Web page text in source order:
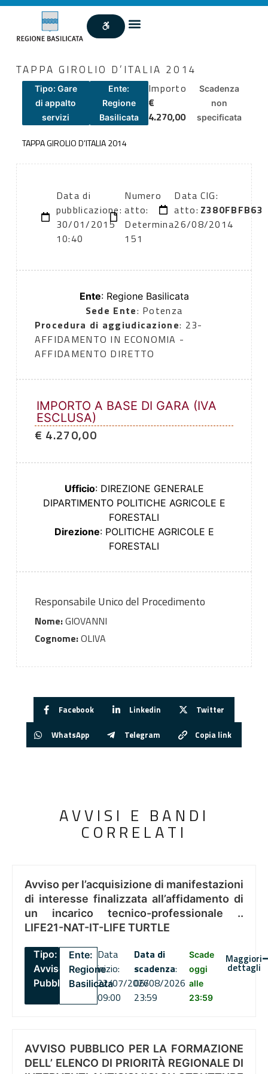
TAPPA GIROLIO D’ITALIA 2014
Tipo: Gare
di appalto
servizi
Ente:
Regione
Basilicata
Importo
€
4.270,00
Scadenza
non
specificata
TAPPA GIROLIO D’ITALIA 2014
Data di
pubblicazione:
30/01/2015
10:40
Numero
atto:
Determina
151
Data
atto:
26/08/2014
CIG:
Z380FBFB63
Ente: Regione Basilicata
Sede Ente: Potenza
Procedura di aggiudicazione: 23-
AFFIDAMENTO IN ECONOMIA -
AFFIDAMENTO DIRETTO
IMPORTO A BASE DI GARA (IVA
ESCLUSA)
€ 4.270,00
Ufficio: DIREZIONE GENERALE
DIPARTIMENTO POLITICHE AGRICOLE E
FORESTALI
Direzione: POLITICHE AGRICOLE E
FORESTALI
Responsabile Unico del Procedimento
Nome:GIOVANNI
Cognome:OLIVA
Facebook Linkedin Twitter
WhatsApp Telegram Copia link
AVVISI E BANDI
CORRELATI
Avviso per l’acquisizione di manifestazioni
di interesse finalizzata all’affidamento di
un incarico tecnico-professionale ..
LIFE21-NAT-IT-LIFE TURTLE
Tipo:
Avviso
Pubblico
Ente:
Regione
Basilicata
Data
inizio:
22/07/2026
09:00
Data di
scadenza:
06/08/2026
23:59
Scade
oggi
alle
23:59
Maggiori
dettagli
AVVISO PUBBLICO PER LA FORMAZIONE
DELL’ ELENCO DI PRIORITÀ REGIONALE DI